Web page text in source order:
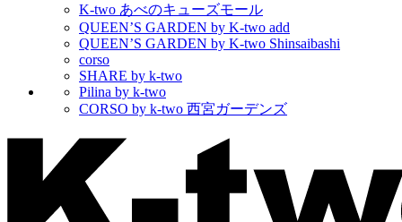
K-two あべのキューズモール
QUEEN’S GARDEN by K-two add
QUEEN’S GARDEN by K-two Shinsaibashi
corso
SHARE by k-two
Pilina by k-two
CORSO by k-two 西宮ガーデンズ